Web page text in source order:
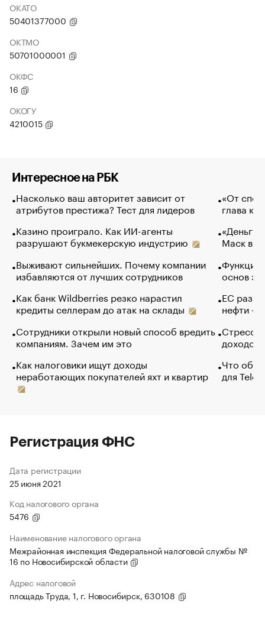
ОКАТО
50401377000
ОКТМО
50701000001
ОКФС
16
ОКОГУ
4210015
Интересное на РБК
Насколько ваш авторитет зависит от
атрибутов престижа? Тест для лидеров
Казино проиграло. Как ИИ-агенты
разрушают букмекерскую индустрию
Выживают сильнейших. Почему компании
избавляются от лучших сотрудников
Как банк Wildberries резко нарастил
кредиты селлерам до атак на склады
Сотрудники открыли новый способ вредить
компаниям. Зачем им это
Как налоговики ищут доходы
неработающих покупателей яхт и квартир
«От
глава
«Деньги
Маск в
Функции
основ
ЕС
нефти —
Стресс
доходов
Что
для
Регистрация ФНС
Дата регистрации
25 июня 2021
Код налогового органа
5476
Наименование налогового органа
Межрайонная инспекция Федеральной налоговой службы №
16 по Новосибирской области
Адрес налоговой
площадь Труда, 1, г. Новосибирск, 630108